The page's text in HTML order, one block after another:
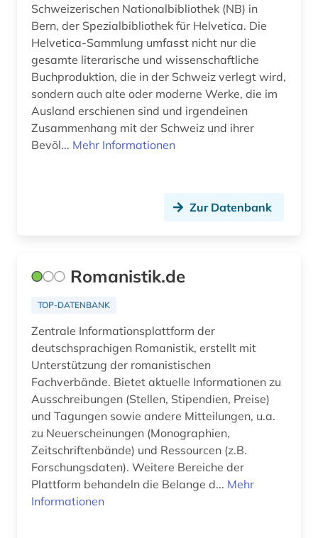
Schweizerischen Nationalbibliothek (NB) in
Bern, der Spezialbibliothek für Helvetica. Die
Helvetica-Sammlung umfasst nicht nur die
gesamte literarische und wissenschaftliche
Buchproduktion, die in der Schweiz verlegt wird,
sondern auch alte oder moderne Werke, die im
Ausland erschienen sind und irgendeinen
Zusammenhang mit der Schweiz und ihrer
Bevöl... Mehr Informationen
Zur Datenbank
Romanistik.de
TOP-DATENBANK
Zentrale Informationsplattform der
deutschsprachigen Romanistik, erstellt mit
Unterstützung der romanistischen
Fachverbände. Bietet aktuelle Informationen zu
Ausschreibungen (Stellen, Stipendien, Preise)
und Tagungen sowie andere Mitteilungen, u.a.
zu Neuerscheinungen (Monographien,
Zeitschriftenbände) und Ressourcen (z.B.
Forschungsdaten). Weitere Bereiche der
Plattform behandeln die Belange d... Mehr
Informationen